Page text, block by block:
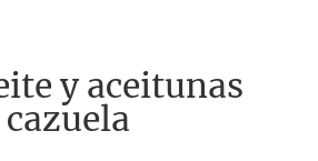
y aceitunas